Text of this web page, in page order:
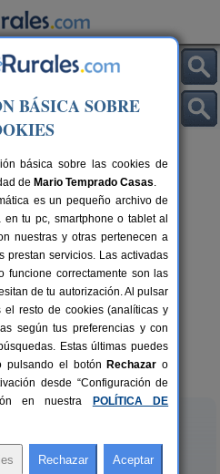
de Santa Maria de
14 pers.
desde35 €
Mirlo
BÁSICA SOBRE
básica sobre las cookies de
de Mario Temprado Casas.
es un pequeño archivo de
tu pc, smartphone o tablet al
nuestras y otras pertenecen a
prestan servicios. Las activadas
funcione correctamente son las
de tu autorización. Al pulsar
el resto de cookies (analíticas y
según tus preferencias y con
Estas últimas puedes
pulsando el botón Rechazar o
desde “Configuración de
en nuestra
POLÍTICA DE